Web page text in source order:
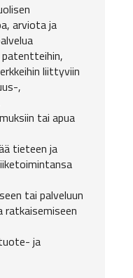
arviota ja
liittyviin
,
tai apua
tieteen ja
tai palveluun
ratkaisemiseen
ja